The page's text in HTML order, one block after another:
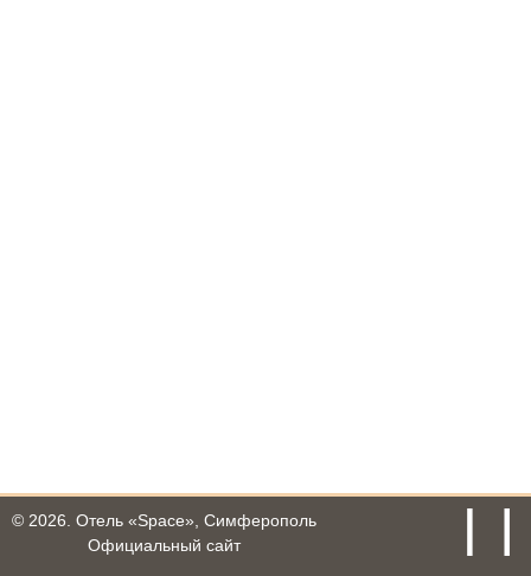
© 2026. Отель «Space», Симферополь
Официальный сайт